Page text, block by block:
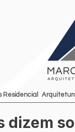
Residencial
dizem